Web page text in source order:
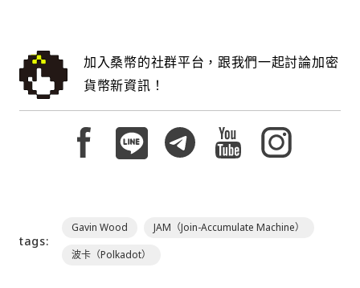
加入桑幣的社群平台，跟我們一起討論加密
貨幣新資訊！
tags:
Gavin Wood
JAM（Join-Accumulate Machine）
波卡（Polkadot）